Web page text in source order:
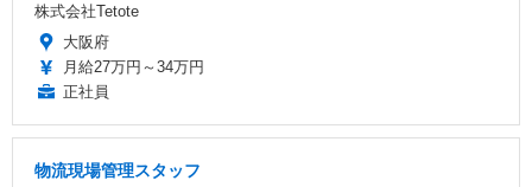
株式会社Tetote
大阪府
月給27万円～34万円
正社員
物流現場管理スタッフ